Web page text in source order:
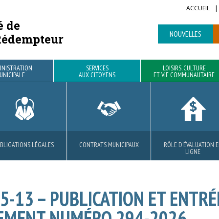
ACCUEIL
de
NOUVELLES
LÉGALES CONTRATS MUNICIPAUX RÔLE D’ÉVALUATION
LIGNE
SERVICES
AUX CITOYENS
VOIRIE MATIÈRES RÉSIDUELLES SÉCURITÉ PUBLIQUE
CIVILE
LOISIRS, CULTURE
ET VIE COMMUNAUTAIRE
BIBLIOTHÈQUE PARCS ET SENTIERS LOCATION DE SALLE
RÉSIDENTIELS AVANTAGES
13 – PUBLICATION ET